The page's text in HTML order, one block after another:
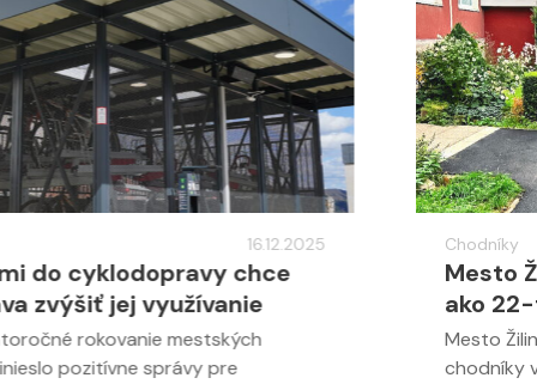
11.11.2025
Mesto Žilina opravilo v roku 2025 viac
ako 22-tisíc metrov...
Mesto Žilina aj tento rok opravovalo cesty a
chodníky vo väčšom rozsahu, než je bežná údržba.